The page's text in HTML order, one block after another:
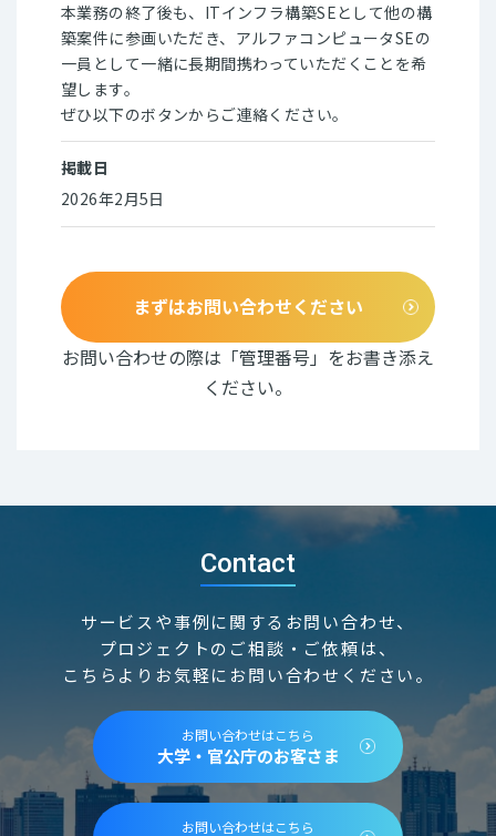
本業務の終了後も、ITインフラ構築SEとして他の構
築案件に参画いただき、アルファコンピュータSEの
一員として一緒に長期間携わっていただくことを希
望します。
ぜひ以下のボタンからご連絡ください。
掲載日
2026年2月5日
まずはお問い合わせください
お問い合わせの際は「管理番号」をお書き添え
ください。
Contact
サービスや事例に関するお問い合わせ、
プロジェクトのご相談・ご依頼は、
こちらよりお気軽にお問い合わせください。
お問い合わせはこちら
大学・官公庁のお客さま
お問い合わせはこちら